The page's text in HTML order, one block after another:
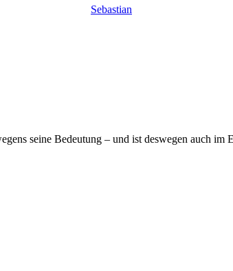
Sebastian
seine Bedeutung – und ist deswegen auch im